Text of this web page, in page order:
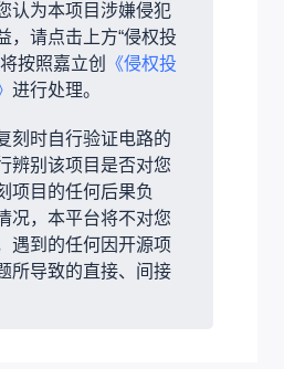
认为本项目涉嫌侵犯
，请点击上方“侵权投
按照嘉立创
《侵权投
进行处理。
刻时自行验证电路的
辨别该项目是否对您
项目的任何后果负
况，本平台将不对您
遇到的任何因开源项
所导致的直接、间接